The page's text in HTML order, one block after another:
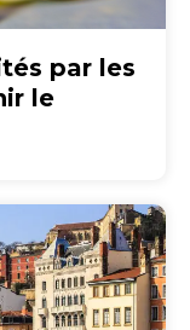
par les
le